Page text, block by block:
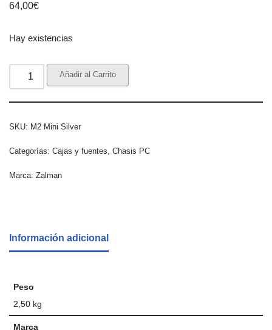
64,00€
Hay existencias
Añadir al Carrito
SKU: M2 Mini Silver
Categorías: Cajas y fuentes Chasis PC
Marca: Zalman
Información adicional
Peso
2,50 kg
Marca